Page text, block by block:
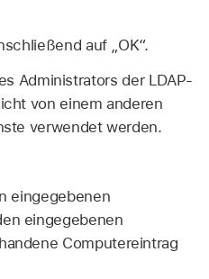
auf „OK“.
Administrators der LDAP-
von einem anderen
verwendet werden.
eingegebenen
eingegebenen
Computereintrag